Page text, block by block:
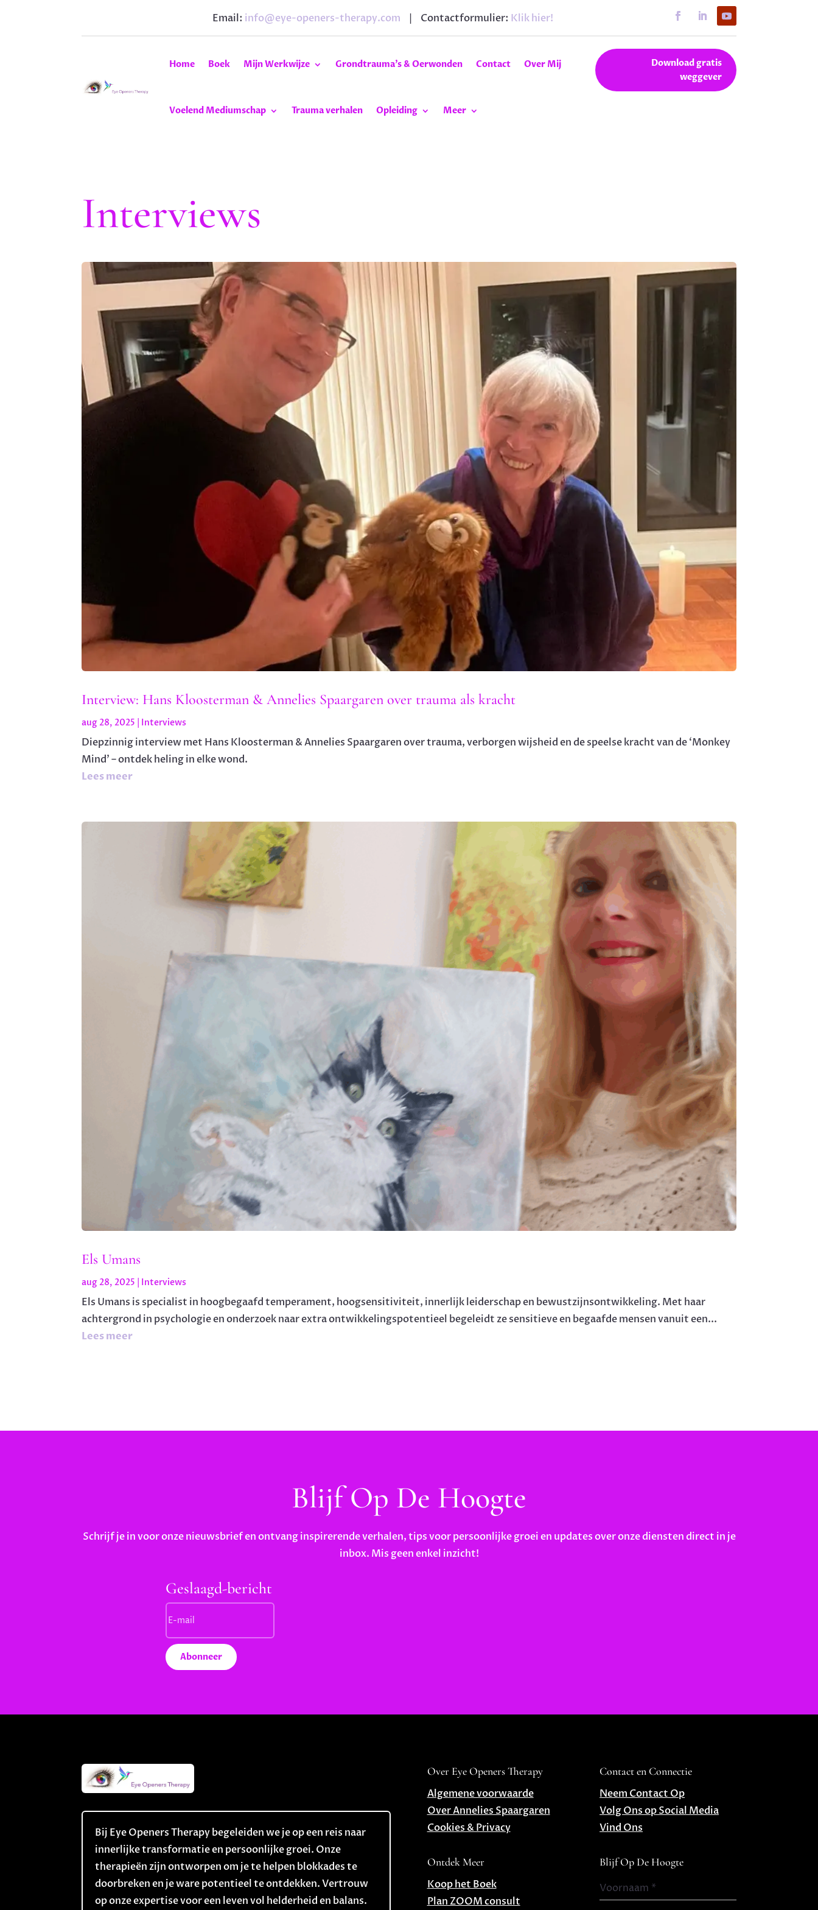
Email: info@eye-openers-therapy.com | Contactformulier: Klik hier!
Home Boek Mijn Werkwijze Grondtrauma’s & Oerwonden Contact Over Mij
Voelend Mediumschap Trauma verhalen Opleiding Meer
Download gratis
weggever
Interviews
Interview: Hans Kloosterman & Annelies Spaargaren over trauma als kracht
aug 28, 2025 Interviews
Diepzinnig interview met Hans Kloosterman & Annelies Spaargaren over trauma, verborgen wijsheid en de speelse kracht van de ‘Monkey
Mind’ – ontdek heling in elke wond.
Lees meer
Els Umans
aug 28, 2025 Interviews
Els Umans is specialist in hoogbegaafd temperament, hoogsensitiviteit, innerlijk leiderschap en bewustzijnsontwikkeling. Met haar
achtergrond in psychologie en onderzoek naar extra ontwikkelingspotentieel begeleidt ze sensitieve en begaafde mensen vanuit een...
Lees meer
Blijf Op De Hoogte
Schrijf je in voor onze nieuwsbrief en ontvang inspirerende verhalen, tips voor persoonlijke groei en updates over onze diensten direct in je
inbox. Mis geen enkel inzicht!
Geslaagd-bericht
Abonneer
Bij Eye Openers Therapy begeleiden we je op een reis naar
innerlijke transformatie en persoonlijke groei. Onze
therapieën zijn ontworpen om je te helpen blokkades te
doorbreken en je ware potentieel te ontdekken. Vertrouw
op onze expertise voor een leven vol helderheid en balans.
Over Eye Openers Therapy
Algemene voorwaarde
Over Annelies Spaargaren
Cookies & Privacy
Ontdek Meer
Koop het Boek
Plan ZOOM consult
Contact en Connectie
Neem Contact Op
Volg Ons op Social Media
Vind Ons
Blijf Op De Hoogte
Voornaam *